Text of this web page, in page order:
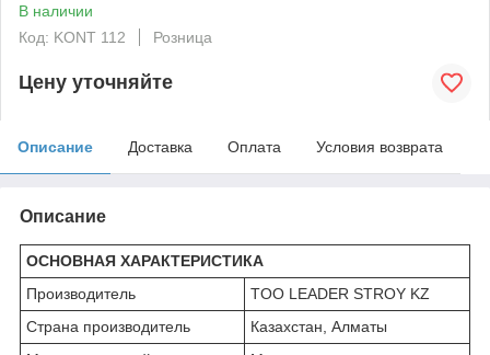
В наличии
Код: KONT 112
Розница
Цену уточняйте
Описание Доставка Оплата Условия возврата
Описание
ОСНОВНАЯ ХАРАКТЕРИСТИКА
Производитель
TOO LEADER STROY KZ
Страна производитель
Казахстан, Алматы